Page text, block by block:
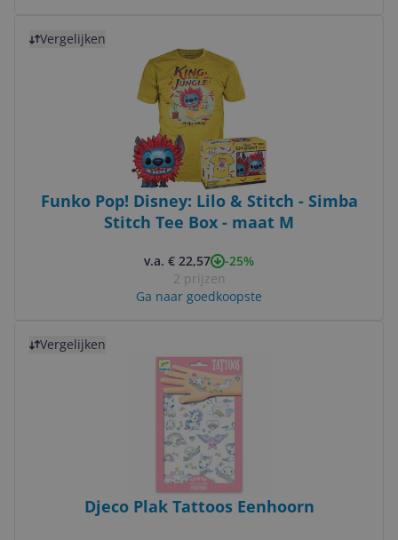
Vergelijken
Funko Pop! Disney: Lilo & Stitch - Simba
Stitch Tee Box - maat M
v.a. € 22,57
-25%
2 prijzen
Ga naar goedkoopste
Vergelijken
Djeco Plak Tattoos Eenhoorn